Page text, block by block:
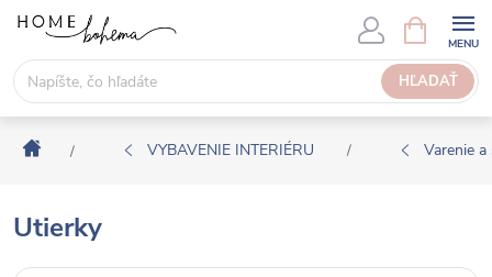
s
HĽADAŤ
Á
K
U
P
N
Í
Domov
/ VYBAVENIE INTERIÉRU / Varenie
Utierky